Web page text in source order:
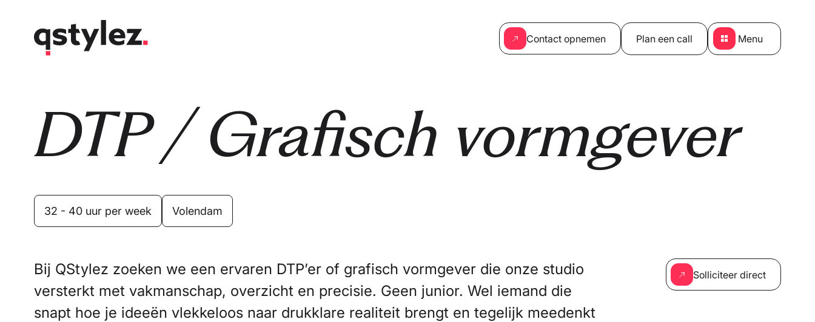
Contact opnemen Plan een call Menu
DTP / Grafisch vormgever
32 - 40 uur per week Volendam
Bij QStylez zoeken we een ervaren DTP’er of grafisch vormgever die onze studio
versterkt met vakmanschap, overzicht en precisie. Geen junior. Wel iemand die
snapt hoe je ideeën vlekkeloos naar drukklare realiteit brengt en tegelijk meedenkt
Solliciteer direct